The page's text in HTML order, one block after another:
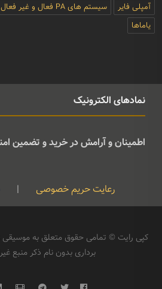
آمپلی فایر
سیستم های PA فعال و غیر فعال
یاماها
نمادهای الکترونیک
اطمینان و آرامش در خرید و تضمین
رعایت حریم خصوصی |
کپی رایت © تمامی حقوق متعلق به موسیقی
برداری بدون نام ذکر منبع